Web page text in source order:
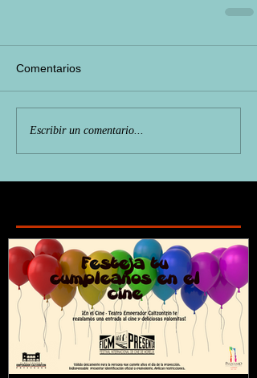
Comentarios
Escribir un comentario...